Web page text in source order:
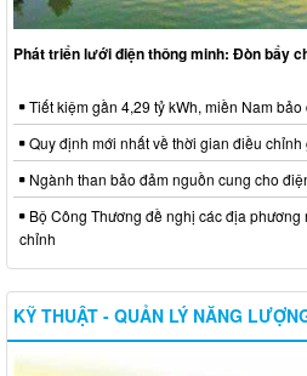
Phát triển lưới điện thông minh: Đòn bẩy
Tiết kiệm gần 4,29 tỷ kWh, miền Nam
Quy định mới nhất về thời gian điều
Ngành than bảo đảm nguồn cung cho
Bộ Công Thương đề nghị các địa phương
chỉnh
KỸ THUẬT - QUẢN LÝ NĂNG